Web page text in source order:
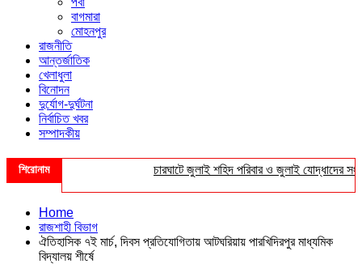
বাগমারা
মোহনপুর
রাজনীতি
আন্তর্জাতিক
খেলাধুলা
বিনোদন
দুর্যোগ-দুর্ঘটনা
নির্বাচিত খবর
সম্পাদকীয়
শিরোনাম চারঘাটে জুলাই শহিদ পরিবার ও জুলাই যোদ্ধাদের সংবর্ধনা
Home
রাজশাহী বিভাগ
ঐতিহাসিক ৭ই মার্চ, দিবস প্রতিযোগিতায় আটঘরিয়ায় পারখিদিরপুর মাধ্যমিক
বিদ্যালয় শীর্ষে